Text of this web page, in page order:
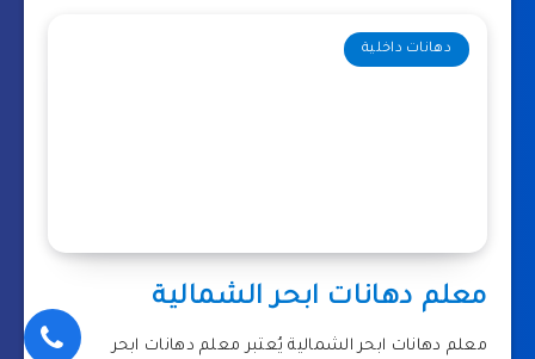
دهانات داخلية
معلم دهانات ابحر الشمالية
معلم دهانات ابحر الشمالية يُعتبر معلم دهانات ابحر